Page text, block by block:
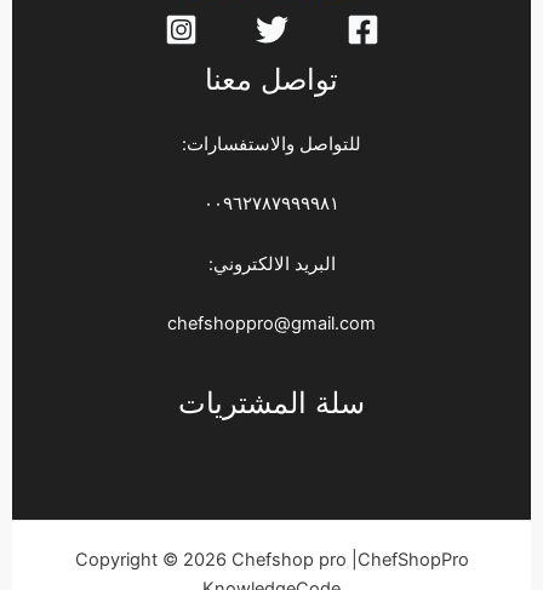
تواصل معنا
للتواصل والاستفسارات:
٠٠٩٦٢٧٨٧٩٩٩٩٨١
البريد الالكتروني:
chefshoppro@gmail.com
سلة المشتريات
Copyright © 2026 Chefshop pro |ChefShopPro